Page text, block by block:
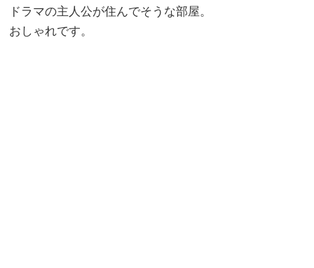
ドラマの主人公が住んでそうな部屋。
おしゃれです。